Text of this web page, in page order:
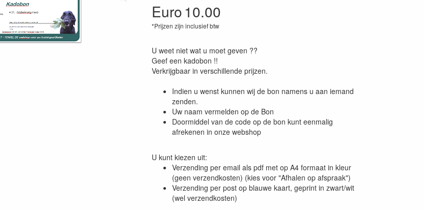
Euro10.00
*Prijzen zijn inclusief btw
U weet niet wat u moet geven ??
Geef een kadobon !!
Verkrijgbaar in verschillende prijzen.
Indien u wenst kunnen wij de bon namens u aan iemand
zenden.
Uw naam vermelden op de Bon
Doormiddel van de code op de bon kunt eenmalig
afrekenen in onze webshop
U kunt kiezen uit:
Verzending per email als pdf met op A4 formaat in kleur
(geen verzendkosten) (kies voor "Afhalen op afspraak")
Verzending per post op blauwe kaart, geprint in zwart/wit
(wel verzendkosten)